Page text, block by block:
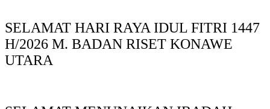
SELAMAT HARI RAYA IDUL FITRI 1447
H/2026 M. BADAN RISET KONAWE
UTARA